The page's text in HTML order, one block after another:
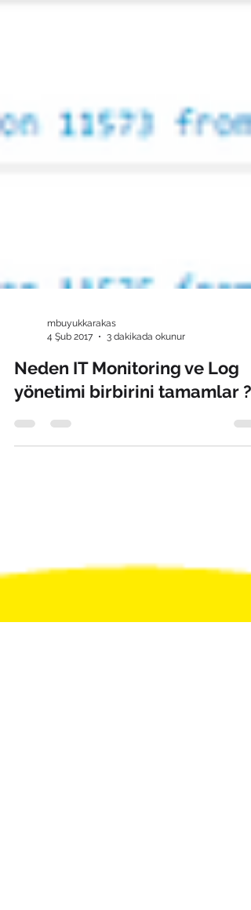
4 Şub 2017
3 dakikada okunur
Neden IT Monitoring ve Log
yönetimi birbirini tamamlar ?